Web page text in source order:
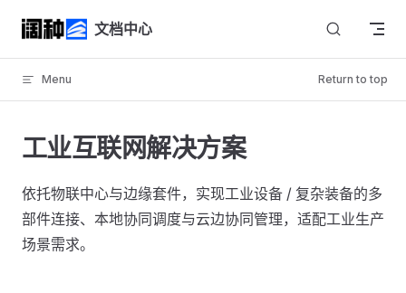
Skip to content文档中心
Menu Return to top
工业互联网解决方案
依托物联中心与边缘套件，实现工业设备 / 复杂装备的多
部件连接、本地协同调度与云边协同管理，适配工业生产
场景需求。